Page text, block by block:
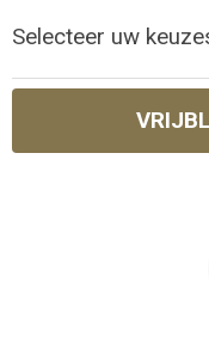
Selecteer uw